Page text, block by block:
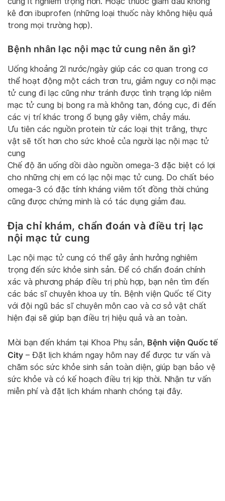
kê đơn ibuprofen (những loại thuốc này không hiệu quả
trong mọi trường hợp).
Bệnh nhân lạc nội mạc tử cung nên ăn gì?
Uống khoảng 2l nước/ngày giúp các cơ quan trong cơ
thể hoạt động một cách trơn tru, giảm nguy cơ nội mạc
tử cung đi lạc cũng như tránh được tình trạng lớp niêm
mạc tử cung bị bong ra mà không tan, đóng cục, đi đến
các vị trí khác trong ổ bụng gây viêm, chảy máu.
Ưu tiên các nguồn protein từ các loại thịt trắng, thực
vật sẽ tốt hơn cho sức khoẻ của người lạc nội mạc tử
cung
Chế độ ăn uống dồi dào nguồn omega-3 đặc biệt có lợi
cho những chị em có lạc nội mạc tử cung. Do chất béo
omega-3 có đặc tính kháng viêm tốt đồng thời chúng
cũng được chứng minh là có tác dụng giảm đau.
Địa chỉ khám, chẩn đoán và điều trị lạc
nội mạc tử cung
Lạc nội mạc tử cung có thể gây ảnh hưởng nghiêm
trọng đến sức khỏe sinh sản. Để có chẩn đoán chính
xác và phương pháp điều trị phù hợp, bạn nên tìm đến
các bác sĩ chuyên khoa uy tín. Bệnh viện Quốc tế City
với đội ngũ bác sĩ chuyên môn cao và cơ sở vật chất
hiện đại sẽ giúp bạn điều trị hiệu quả và an toàn.
Mời bạn đến khám tại Khoa Phụ sản, Bệnh viện Quốc tế
City – Đặt lịch khám ngay hôm nay để được tư vấn và
chăm sóc sức khỏe sinh sản toàn diện, giúp bạn bảo vệ
sức khỏe và có kế hoạch điều trị kịp thời. Nhận tư vấn
miễn phí và đặt lịch khám nhanh chóng tại đây.